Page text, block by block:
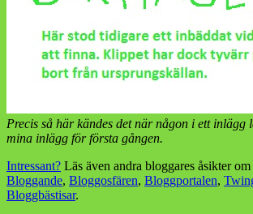
Precis så här kändes det när någon i ett inlägg
mina inlägg för första gången.
Intressant? Läs även andra bloggares åsikter om
Bloggande, Bloggosfären, Bloggportalen,
Bloggbästisar.